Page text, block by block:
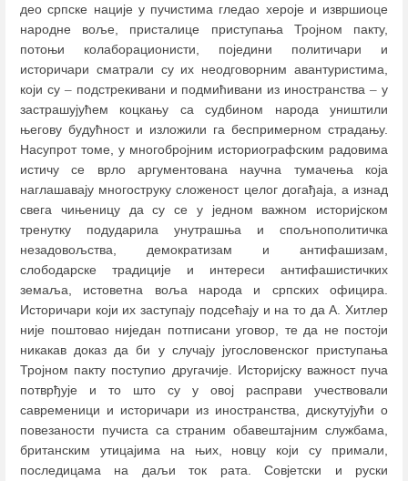
део српске нације у пучистима гледао хероје и извршиоце
народне воље, присталице приступања Тројном пакту,
потоњи колаборационисти, поједини политичари и
историчари сматрали су их неодговорним авантуристима,
који су –подстрекивани и подмићивани из иностранства– у
застрашујућем коцкању са судбином народа уништили
његову будућност и изложили га беспримерном страдању.
Насупрот томе, у многобројним историографским радовима
истичу се врло аргументована научна тумачења која
наглашавају многоструку сложеност целог догађаја, а изнад
свега чињеницу да су се у једном важном историјском
тренутку подударила унутрашња и спољнополитичка
незадовољства, демократизам и антифашизам,
слободарске традиције и интереси антифашистичких
земаља, истоветна воља народа и српских официра.
Историчари који их заступају подсећају и на то да А. Хитлер
није поштовао ниједан потписани уговор, те да не постоји
никакав доказ да би у случају југословенског приступања
Тројном пакту поступио другачије. Историјску важност пуча
потврђује и то што су у овој расправи учествовали
савременици и историчари из иностранства, дискутујући о
повезаности пучиста са страним обавештајним службама,
британским утицајима на њих, новцу који су примали,
последицама на даљи ток рата. Совјетски и руски